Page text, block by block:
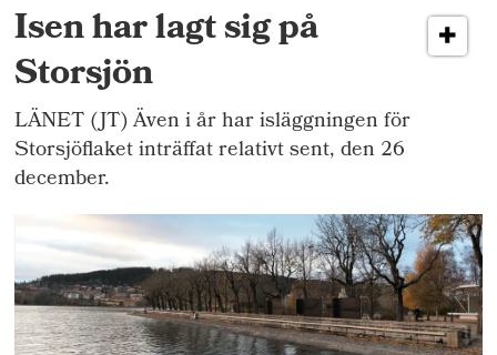
Isen har lagt sig på
Storsjön
LÄNET (JT) Även i år har isläggningen för
Storsjöflaket inträffat relativt sent, den 26
december.